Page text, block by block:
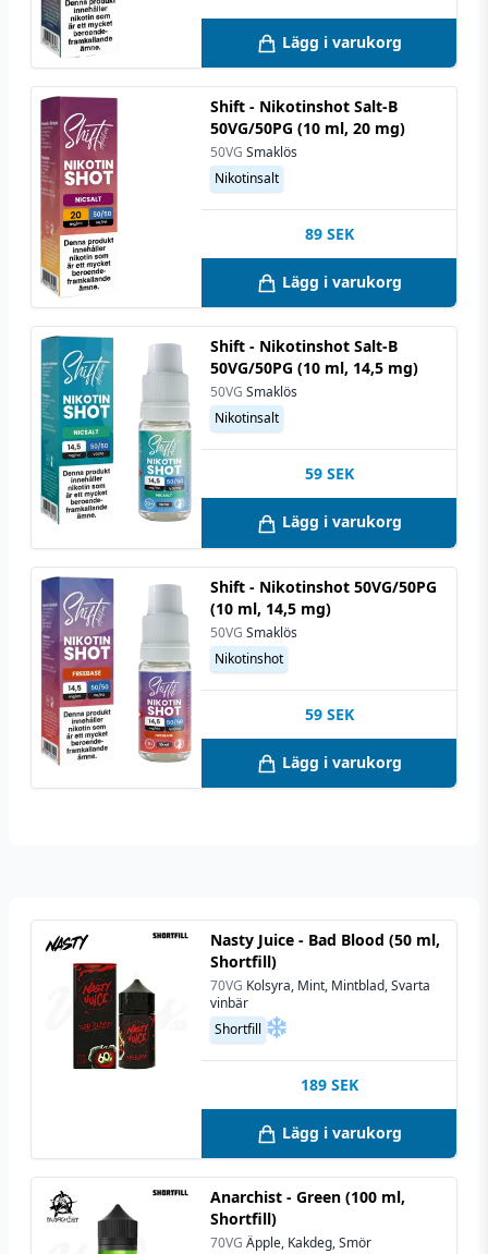
Lägg i varukorg
Shift - Nikotinshot Salt-B
50VG/50PG (10 ml, 20 mg)
50VG Smaklös
Nikotinsalt
89 SEK
Lägg i varukorg
Shift - Nikotinshot Salt-B
50VG/50PG (10 ml, 14,5 mg)
50VG Smaklös
Nikotinsalt
59 SEK
Lägg i varukorg
Shift - Nikotinshot 50VG/50PG
(10 ml, 14,5 mg)
50VG Smaklös
Nikotinshot
59 SEK
Lägg i varukorg
Nasty Juice - Bad Blood (50 ml,
Shortfill)
70VG Kolsyra, Mint, Mintblad, Svarta
vinbär
Shortfill
189 SEK
Lägg i varukorg
Anarchist - Green (100 ml,
Shortfill)
70VG Äpple, Kakdeg, Smör